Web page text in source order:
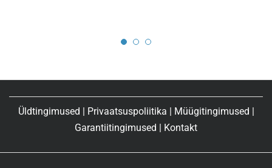
Üldtingimused Privaatsuspoliitika Müügitingimused
Garantiitingimused
Kontakt